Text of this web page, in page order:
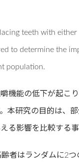
teeth with
to determine the
population.
機能の低下が起こ
本研究の目的は、
る影響を比較する事
者はランダムに2